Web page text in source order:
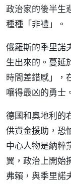
政治家的後半生
種種「非禮」。
俄羅斯的季里諾
生出來的。蔓延
時間差錯感」，
嚷得最凶的勇士。
德國和奧地利的
供資金援助，恐
中心人物是納粹
翼，政治上開始
弗賴，與季里諾